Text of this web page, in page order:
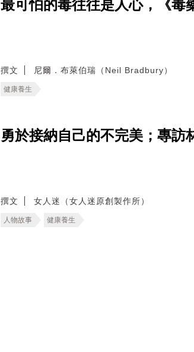
最可怕的毒往往是人心，《毒
撰文 尼爾．布萊伯瑞（Neil Bradbury）
健康養生
勇於接納自己的不完美；專訪
撰文 女人迷（女人迷原創製作所）
人物故事 健康養生